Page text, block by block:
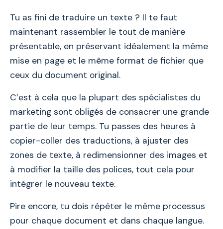
Tu as fini de traduire un texte ? Il te faut
maintenant rassembler le tout de manière
présentable, en préservant idéalement la même
mise en page et le même format de fichier que
ceux du document original.
C’est à cela que la plupart des spécialistes du
marketing sont obligés de consacrer une grande
partie de leur temps. Tu passes des heures à
copier-coller des traductions, à ajuster des
zones de texte, à redimensionner des images et
à modifier la taille des polices, tout cela pour
intégrer le nouveau texte.
Pire encore, tu dois répéter le même processus
pour chaque document et dans chaque langue.